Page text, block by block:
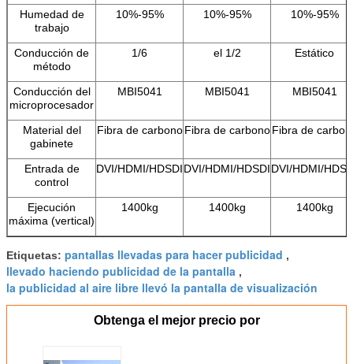
Humedad de
trabajo
10%-95% 10%-95% 10%-95%
Conducción de
método
1/6 el 1/2 Estático
Conducción del
microprocesador
MBI5041 MBI5041 MBI5041
Material del
gabinete
Fibra de carbono Fibra de carbono Fibra de
Entrada de
control
DVI/HDMI/HDSDIDVI/HDMI/HDSDIDVI/HDMI/
Ejecución
máxima (vertical)
1400kg 1400kg 1400kg
Etiquetas: pantallas llevadas para hacer publicidad ,
llevado haciendo publicidad de la pantalla ,
la publicidad al aire libre llevó la pantalla de visualización
Obtenga el mejor precio por